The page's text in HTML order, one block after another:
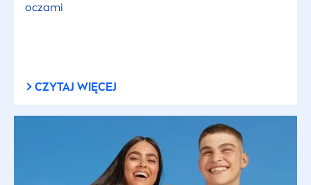
Wszystkie rodzaje włosów
oczami
CZYTAJ WIĘCEJ